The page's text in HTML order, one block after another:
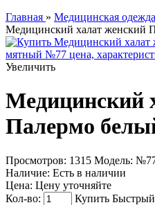
Главная » Медицинская одежда
Медицинский халат женский
Увеличить
Медицинский
Палермо
Просмотров: 1315 Модель:
Наличие: Есть в наличии
Цена: Цену уточняйте
Кол-во:
Купить Быстрый